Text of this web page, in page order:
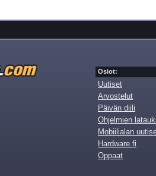
Osiot:
Uutiset
Arvostelut
Päivän diili
Ohjelmien
Mobiilialan
Hardware.fi
Oppaat